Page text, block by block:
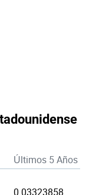
Últimos 5 Años
0.03323858